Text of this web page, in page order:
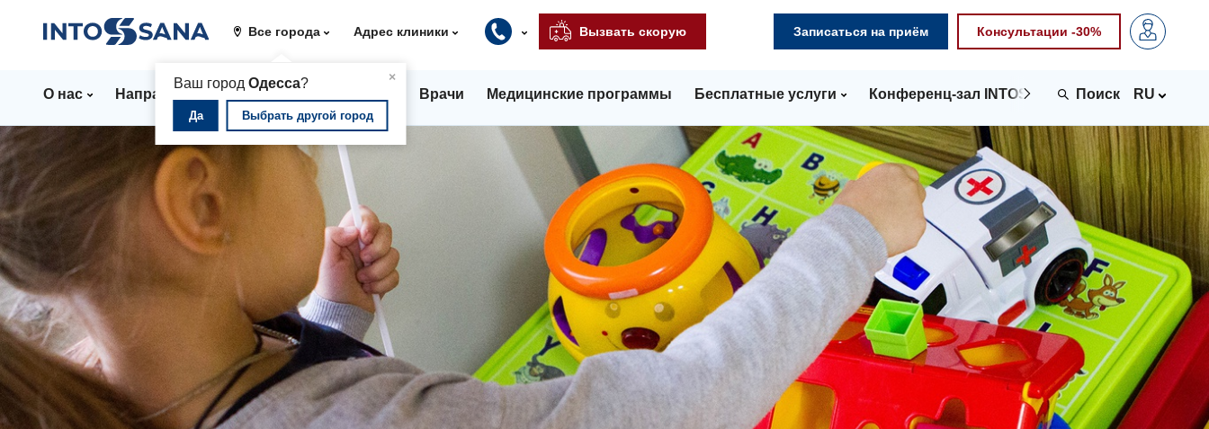
Все города
×
Ваш город Одесса?
Да Выбрать другой город
Адрес клиники Вызвать скорую Записаться на приём Консультации -30%
О нас Направления Стационар Врачи Медицинские программы Бесплатные услуги Конференц-зал INTOSPACE Контакты
RU